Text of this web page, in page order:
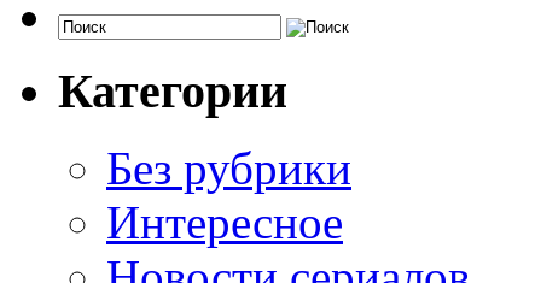
Категории
Без рубрики
Интересное